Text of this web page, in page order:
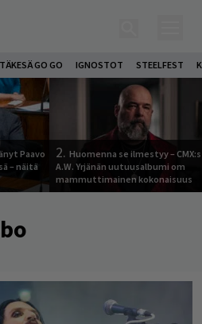
GO GO IGNOSTOT STEELFEST
Paavo
– näitä
2. Huomenna se ilmestyy –
A.W. Yrjänän uutuusalbumi om
mammuttimainen kokonaisuus